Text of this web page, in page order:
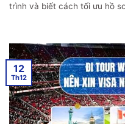
trình và biết cách tối ưu hồ
12
Th12